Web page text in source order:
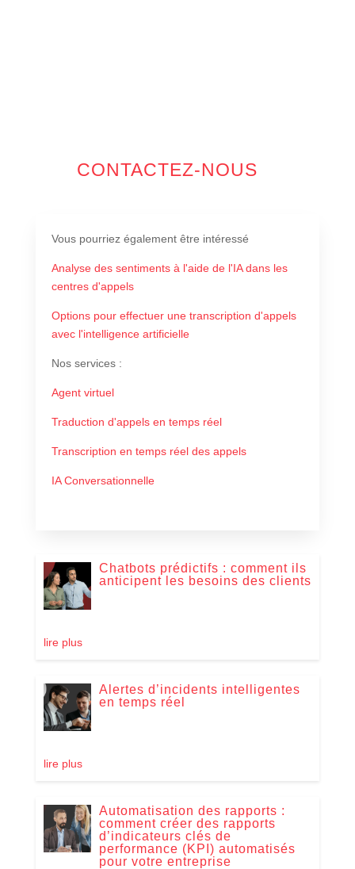
CONTACTEZ-NOUS
Vous pourriez également être intéressé
Analyse des sentiments à l'aide de l'IA dans les
centres d'appels
Options pour effectuer une transcription d'appels
avec l'intelligence artificielle
Nos services :
Agent virtuel
Traduction d'appels en temps réel
Transcription en temps réel des appels
IA Conversationnelle
Chatbots prédictifs : comment ils
anticipent les besoins des clients
lire plus
Alertes d’incidents intelligentes
en temps réel
lire plus
Automatisation des rapports :
comment créer des rapports
d’indicateurs clés de
performance (KPI) automatisés
pour votre entreprise